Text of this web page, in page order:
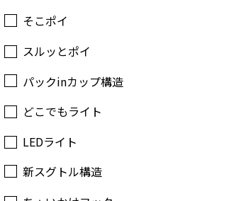
そこポイ
スルッとポイ
パックinカップ構造
どこでもライト
LEDライト
新スグトル構造